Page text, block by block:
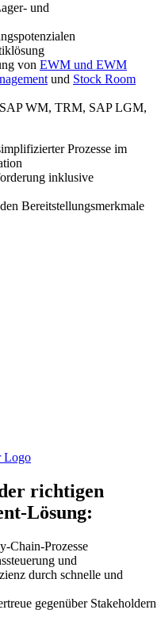
und
von EWM und EWM
und Stock Room
WM, TRM, SAP LGM,
Prozesse im
inklusive
Bereitstellungsmerkmale
richtigen
Lösung:
Chain-Prozesse
und
durch schnelle und
gegenüber Stakeholdern